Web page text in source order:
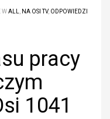
WALL, NA OSI TV, ODPOWIEDZI
pracy
1041